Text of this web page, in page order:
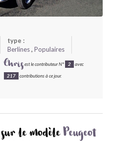
type :
Berlines, Populaires
Chrisest le contributeur N° 2 avec
217 contributions à ce jour.
le modèle Peugeot